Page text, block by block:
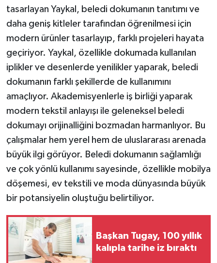
tasarlayan Yaykal, beledi dokumanın tanıtımı ve
daha geniş kitleler tarafından öğrenilmesi için
modern ürünler tasarlayıp, farklı projeleri hayata
geçiriyor. Yaykal, özellikle dokumada kullanılan
iplikler ve desenlerde yenilikler yaparak, beledi
dokumanın farklı şekillerde de kullanımını
amaçlıyor. Akademisyenlerle iş birliği yaparak
modern tekstil anlayışı ile geleneksel beledi
dokumayı orijinalliğini bozmadan harmanlıyor. Bu
çalışmalar hem yerel hem de uluslararası arenada
büyük ilgi görüyor. Beledi dokumanın sağlamlığı
ve çok yönlü kullanımı sayesinde, özellikle mobilya
döşemesi, ev tekstili ve moda dünyasında büyük
bir potansiyelin oluştuğu belirtiliyor.
Başkan Tugay, 100 yıllık
kalıpla tarihe iz bıraktı